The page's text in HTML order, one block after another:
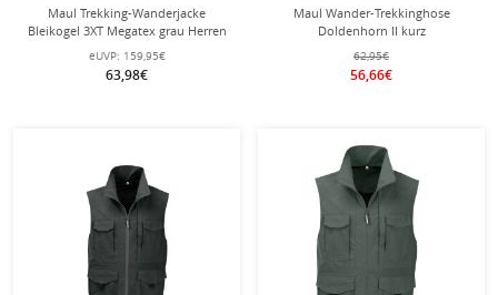
Maul Trekking-Wanderjacke
Bleikogel 3XT Megatex grau Herren
eUVP: 159,95€
63,98€
Maul Wander-Trekkinghose
Doldenhorn II kurz
dunkelgrau/caviar Herren
62,95€
56,66€